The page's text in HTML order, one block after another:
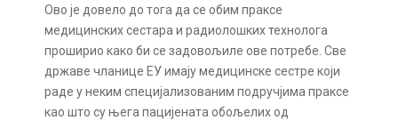
Ово је довело до тога да се обим праксе
медицинских сестара и радиолошких технолога
проширио како би се задовољиле ове потребе. Све
државе чланице ЕУ имају медицинске сестре који
раде у неким специјализованим подручјима праксе
као што су њега пацијената обољелих од